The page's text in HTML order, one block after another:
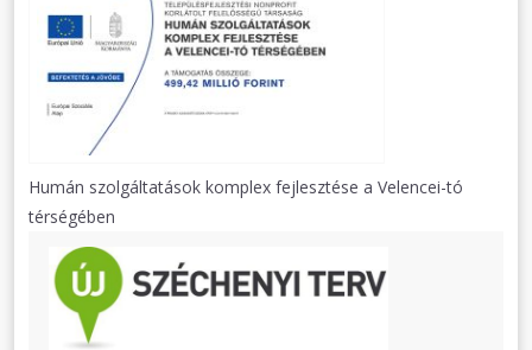
Humán szolgáltatások komplex fejlesztése a Velencei-tó
térségében